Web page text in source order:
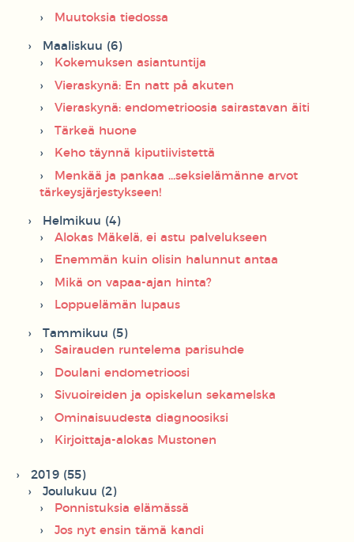
Muutoksia tiedossa
Maaliskuu (6)
Kokemuksen asiantuntija
Vieraskynä: En natt på akuten
Vieraskynä: endometrioosia sairastavan äiti
Tärkeä huone
Keho täynnä kiputiivistettä
Menkää ja pankaa ...seksielämänne arvot
tärkeysjärjestykseen!
Helmikuu (4)
Alokas Mäkelä, ei astu palvelukseen
Enemmän kuin olisin halunnut antaa
Mikä on vapaa-ajan hinta?
Loppuelämän lupaus
Tammikuu (5)
Sairauden runtelema parisuhde
Doulani endometrioosi
Sivuoireiden ja opiskelun sekamelska
Ominaisuudesta diagnoosiksi
Kirjoittaja-alokas Mustonen
2019 (55)
Joulukuu (2)
Ponnistuksia elämässä
Jos nyt ensin tämä kandi